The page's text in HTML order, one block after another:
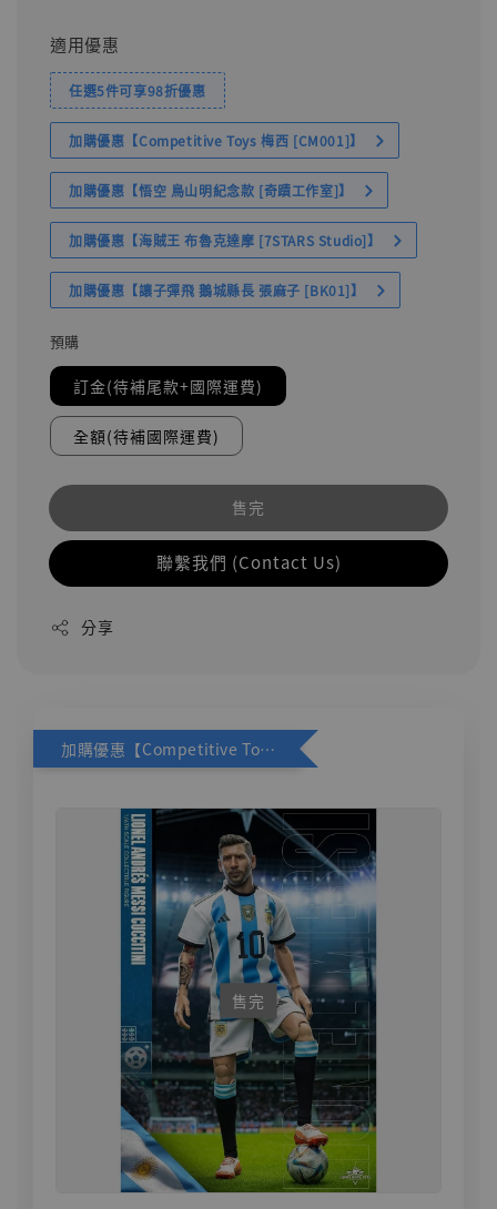
適用優惠
任選5件可享98折優惠
加購優惠【Competitive Toys 梅西 [CM001]】
加購優惠【悟空 鳥山明紀念款 [奇蹟工作室]】
加購優惠【海賊王 布魯克達摩 [7STARS Studio]】
加購優惠【讓子彈飛 鵝城縣長 張麻子 [BK01]】
預購
訂金(待補尾款+國際運費)
全額(待補國際運費)
售完
聯繫我們 (Contact Us)
分享
加購優惠【Competitive Toys 梅西 [CM001]】
售完